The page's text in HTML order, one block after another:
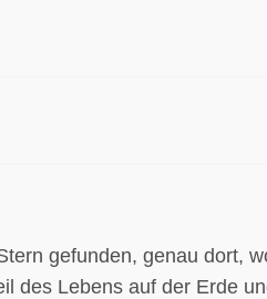
gefunden, genau dort,
des Lebens auf der Erde